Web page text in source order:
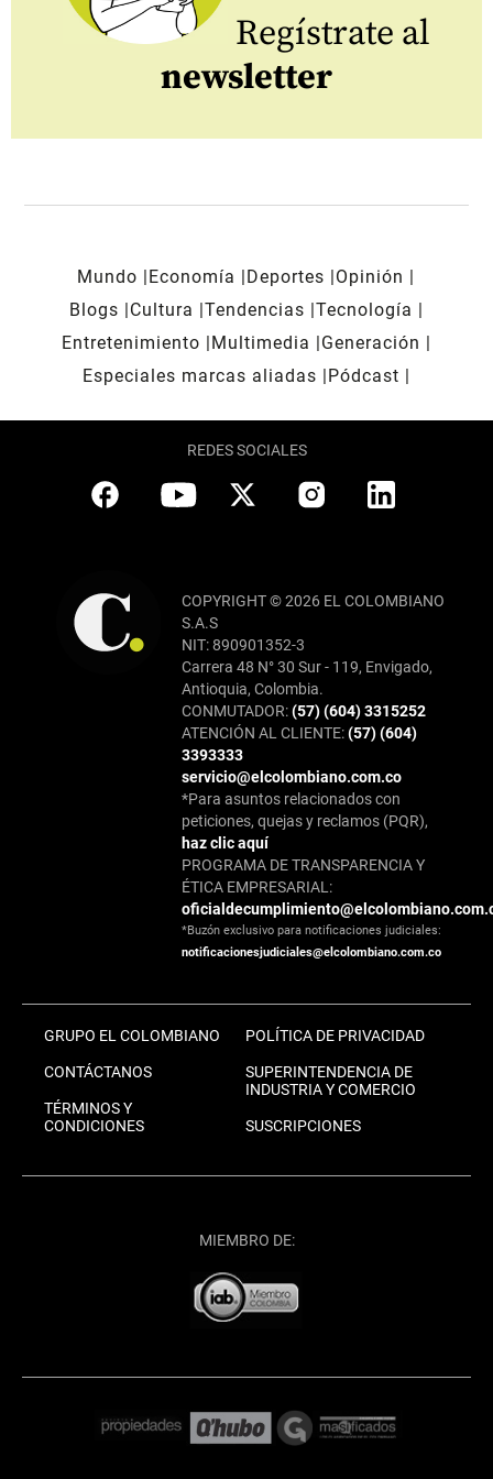
Regístrate al
newsletter
Mundo Economía Deportes
Opinión
Blogs
Cultura Tendencias Tecnología
Entretenimiento
Multimedia
Generación
Especiales marcas aliadas
Pódcast
REDES SOCIALES
COPYRIGHT © 2026 EL COLOMBIANO
S.A.S
NIT: 890901352-3
Carrera 48 N° 30 Sur - 119, Envigado,
Antioquia, Colombia.
CONMUTADOR:(57) (604) 3315252
ATENCIÓN AL CLIENTE:(57) (604)
3393333
servicio@elcolombiano.com.co
*Para asuntos relacionados con
peticiones, quejas y reclamos (PQR),
haz clic aquí
PROGRAMA DE TRANSPARENCIA Y
ÉTICA EMPRESARIAL:
*Buzón exclusivo para notificaciones judiciales:
notificacionesjudiciales@elcolombiano.com.co
GRUPO EL COLOMBIANO
CONTÁCTANOS
TÉRMINOS Y
CONDICIONES
POLÍTICA DE PRIVACIDAD
SUPERINTENDENCIA DE
INDUSTRIA Y COMERCIO
SUSCRIPCIONES
MIEMBRO DE: